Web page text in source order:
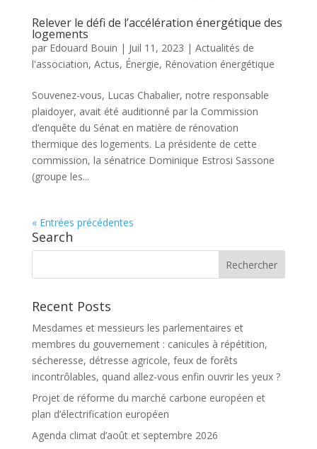
Relever le défi de l’accélération énergétique des
logements
par Edouard Bouin | Juil 11, 2023 | Actualités de
l'association, Actus, Énergie, Rénovation énergétique
Souvenez-vous, Lucas Chabalier, notre responsable
plaidoyer, avait été auditionné par la Commission
d’enquête du Sénat en matière de rénovation
thermique des logements. La présidente de cette
commission, la sénatrice Dominique Estrosi Sassone
(groupe les...
« Entrées précédentes
Search
Recent Posts
Mesdames et messieurs les parlementaires et
membres du gouvernement : canicules à répétition,
sécheresse, détresse agricole, feux de forêts
incontrôlables, quand allez-vous enfin ouvrir les yeux ?
Projet de réforme du marché carbone européen et
plan d’électrification européen
Agenda climat d’août et septembre 2026